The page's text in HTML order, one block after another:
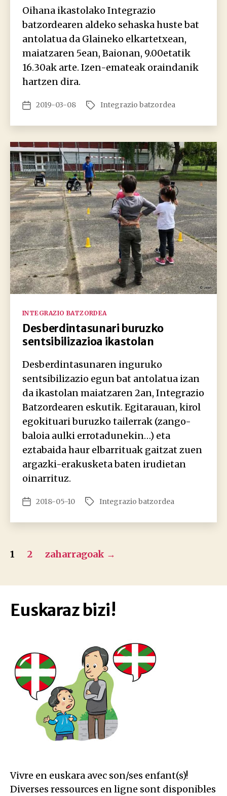
Oihana ikastolako Integrazio
batzordearen aldeko sehaska huste bat
antolatua da Glaineko elkartetxean,
maiatzaren 5ean, Baionan, 9.00etatik
16.30ak arte. Izen-emateak oraindanik
hartzen dira.
Argitalpenaren
2019-03-08 EtiketakIntegrazio batzordea
Kategoriak
INTEGRAZIO BATZORDEA
Desberdintasunari buruzko
sentsibilizazioa ikastolan
Desberdintasunaren inguruko
sentsibilizazio egun bat antolatua izan
da ikastolan maiatzaren 2an, Integrazio
Batzordearen eskutik. Egitarauan, kirol
egokituari buruzko tailerrak (zango-
baloia aulki errotadunekin…) eta
eztabaida haur elbarrituak gaitzat zuen
argazki-erakusketa baten irudietan
oinarrituz.
Argitalpenaren
2018-05-10 EtiketakIntegrazio batzordea
Posts
1 2 zaharragoak →
Euskaraz bizi!
Vivre en euskara avec son/ses enfant(s)!
Diverses ressources en ligne sont disponibles